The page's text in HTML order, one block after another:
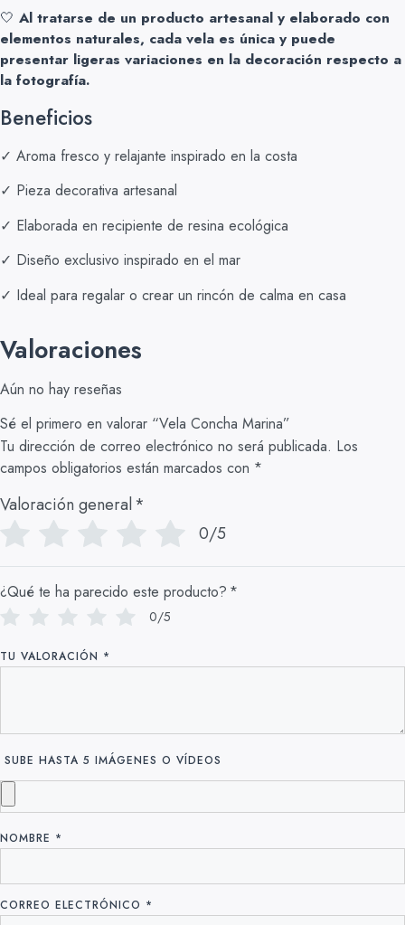
🤍 Al tratarse de un producto artesanal y elaborado con
elementos naturales, cada vela es única y puede
presentar ligeras variaciones en la decoración respecto a
la fotografía.
Beneficios
✓ Aroma fresco y relajante inspirado en la costa
✓ Pieza decorativa artesanal
✓ Elaborada en recipiente de resina ecológica
✓ Diseño exclusivo inspirado en el mar
✓ Ideal para regalar o crear un rincón de calma en casa
Valoraciones
Aún no hay reseñas
Sé el primero en valorar “Vela Concha Marina”
Tu dirección de correo electrónico no será publicada. Los
campos obligatorios están marcados con *
Valoración general*
0/5
¿Qué te ha parecido este producto? *
0/5
TU VALORACIÓN *
SUBE HASTA 5 IMÁGENES O VÍDEOS
NOMBRE *
CORREO ELECTRÓNICO *